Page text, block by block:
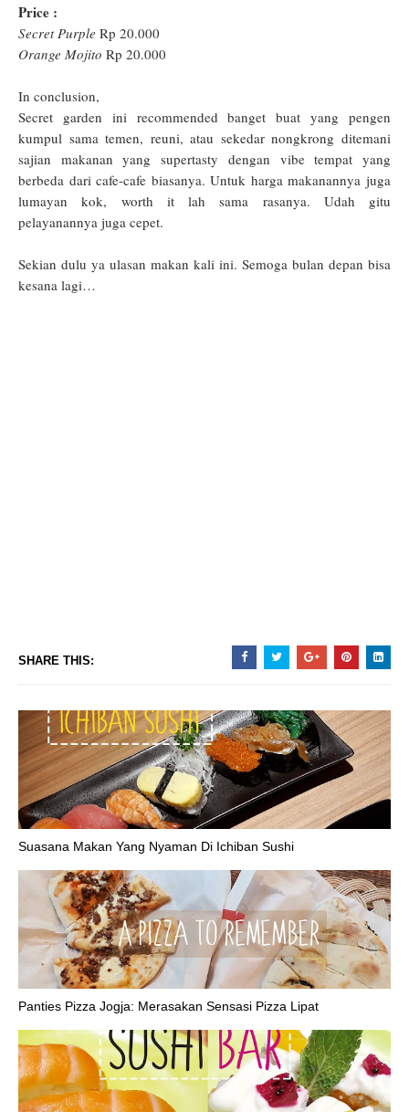
Price :
Secret Purple Rp 20.000
Orange Mojito Rp 20.000
In conclusion,
Secret garden ini recommended banget buat yang pengen
kumpul sama temen, reuni, atau sekedar nongkrong ditemani
sajian makanan yang supertasty dengan vibe tempat yang
berbeda dari cafe-cafe biasanya. Untuk harga makanannya juga
lumayan kok, worth it lah sama rasanya. Udah gitu
pelayanannya juga cepet.
Sekian dulu ya ulasan makan kali ini. Semoga bulan depan bisa
kesana lagi…
SHARE THIS:
Suasana Makan Yang Nyaman Di Ichiban Sushi
Panties Pizza Jogja: Merasakan Sensasi Pizza Lipat